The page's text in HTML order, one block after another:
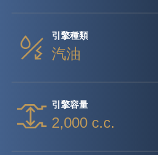
引擎種類
汽油
引擎容量
2,000 c.c.